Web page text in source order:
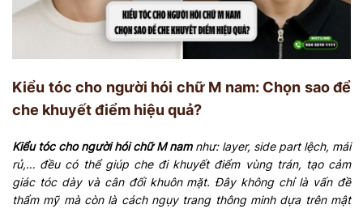
Kiểu tóc cho người hói chữ M nam: Chọn sao để
che khuyết điểm hiệu quả?
Kiểu tóc cho người hói chữ M namnhư: layer, side part lệch, mái
rủ,… đều có thể giúp che đi khuyết điểm vùng trán, tạo cảm
giác tóc dày và cân đối khuôn mặt. Đây không chỉ là vấn đề
thẩm mỹ mà còn là cách ngụy trang thông minh dựa trên mật